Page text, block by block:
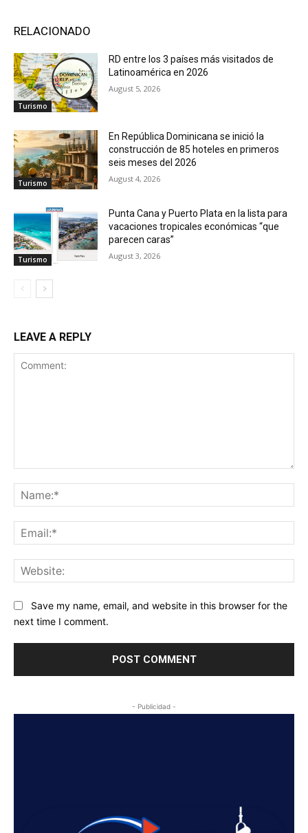
RELACIONADO
Turismo
RD entre los 3 países más visitados de
Latinoamérica en 2026
August 5, 2026
Turismo
En República Dominicana se inició la
construcción de 85 hoteles en primeros
seis meses del 2026
August 4, 2026
Turismo
Punta Cana y Puerto Plata en la lista para
vacaciones tropicales económicas “que
parecen caras”
August 3, 2026
LEAVE A REPLY
Save my name, email, and website in this browser for the
next time I comment.
- Publicidad -